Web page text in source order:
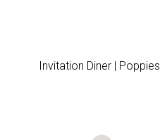
Invitation Diner | Poppies